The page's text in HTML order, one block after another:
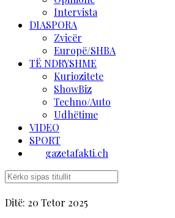
Intervista
DIASPORA
Zvicër
Europë/SHBA
TË NDRYSHME
Kuriozitete
ShowBiz
Techno/Auto
Udhëtime
VIDEO
SPORT
gazetafakti.ch
Ditë: 20 Tetor 2025